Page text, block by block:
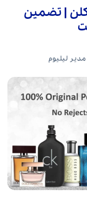
| تضمین
مدیر لیلیوم